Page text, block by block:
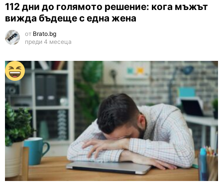
112 дни до голямото решение: кога мъжът
вижда бъдеще с една жена
от Brato.bg
преди 4 месеца